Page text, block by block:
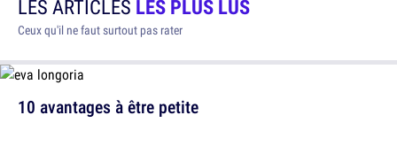
LES ARTICLES LES PLUS LUS
Ceux qu'il ne faut surtout pas rater
10 avantages à être petite